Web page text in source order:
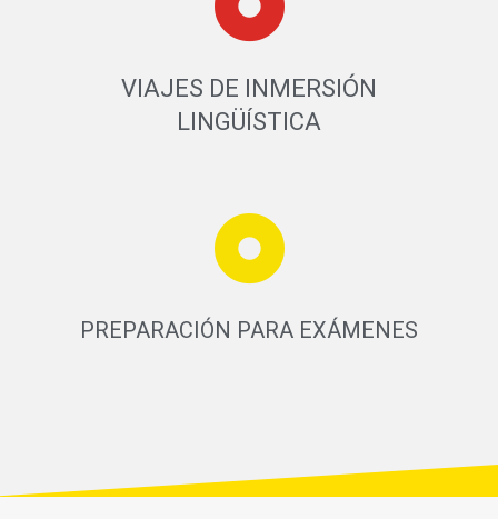
VIAJES DE INMERSIÓN
LINGÜÍSTICA
PREPARACIÓN PARA EXÁMENES